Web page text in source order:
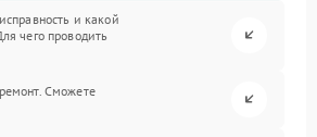
и какой
чего проводить
Сможете